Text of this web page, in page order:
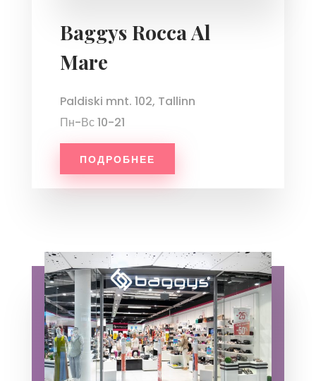
Baggys Rocca Al
Mare
Paldiski mnt. 102, Tallinn
Пн-Вс 10-21
ПОДРОБНЕЕ